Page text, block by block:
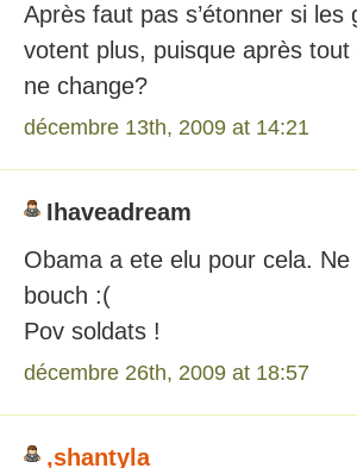
Après faut pas s’étonner si
votent plus, puisque après
ne change?
décembre 13th, 2009 at 14:21
Ihaveadream
Obama a ete elu pour cela.
bouch :(
Pov soldats !
décembre 26th, 2009 at 18:57
,shantyla